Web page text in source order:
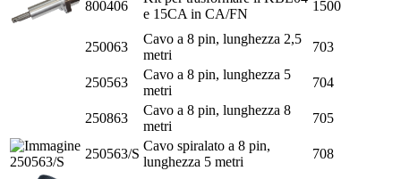
800406
e 15CA in CA/FN
1500
250063
Cavo a 8 pin, lunghezza 2,5
metri
703
250563
Cavo a 8 pin, lunghezza 5
metri
704
250863
Cavo a 8 pin, lunghezza 8
metri
705
250563/S
Cavo spiralato a 8 pin,
lunghezza 5 metri
708